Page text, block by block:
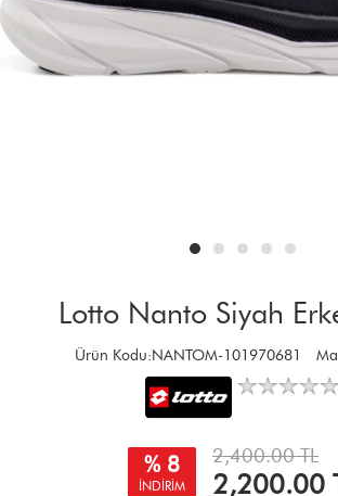
Lotto Nanto Siyah
Ürün Kodu:NANTOM-101970681
% 8
İNDİRİM
2,400.00 TL
2,200.00